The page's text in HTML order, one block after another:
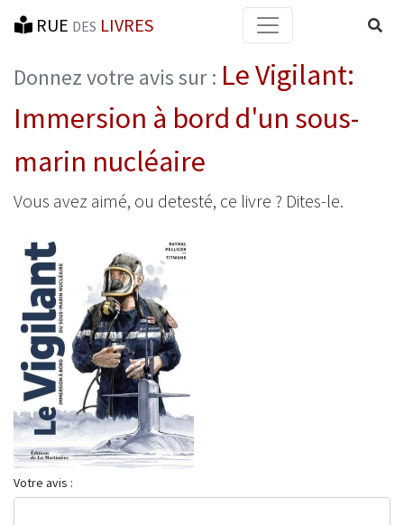
RUE DES LIVRES
Donnez votre avis sur : Le Vigilant:
Immersion à bord d'un sous-
marin nucléaire
Vous avez aimé, ou detesté, ce livre ? Dites-le.
Votre avis :